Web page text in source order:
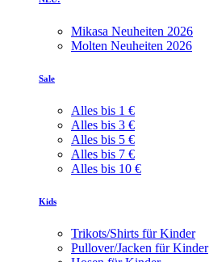
Mikasa Neuheiten 2026
Molten Neuheiten 2026
Sale
Alles bis 1 €
Alles bis 3 €
Alles bis 5 €
Alles bis 7 €
Alles bis 10 €
Kids
Trikots/Shirts für Kinder
Pullover/Jacken für Kinder